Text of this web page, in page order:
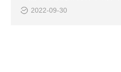
2022-09-30